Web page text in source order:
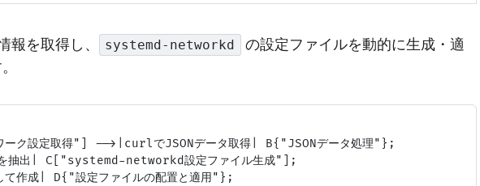
報を取得し、 systemd-networkd
の設定ファイルを動的に生成・適
ク設定取得"] -->|curlでJSONデータ取得| B{"JSONデータ処理"};
抽出| C["systemd-networkd設定ファイル生成"];
作成| D{"設定ファイルの配置と適用"};